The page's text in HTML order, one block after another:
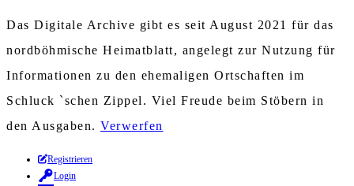
Das Digitale Archive gibt es seit August 2021 für das
nordböhmische Heimatblatt, angelegt zur Nutzung für
Informationen zu den ehemaligen Ortschaften im
Schluck `schen Zippel. Viel Freude beim Stöbern in
den Ausgaben. Verwerfen
Zum
Inhalt
Registrieren
Login